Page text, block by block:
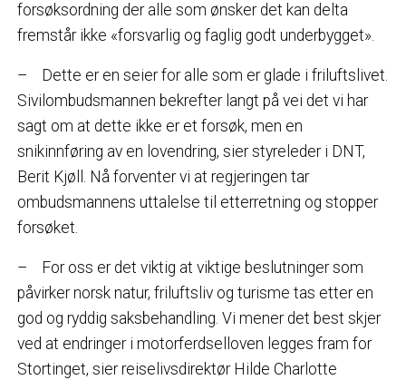
forsøksordning der alle som ønsker det kan delta
fremstår ikke «forsvarlig og faglig godt underbygget».
– Dette er en seier for alle som er glade i friluftslivet.
Sivilombudsmannen bekrefter langt på vei det vi har
sagt om at dette ikke er et forsøk, men en
snikinnføring av en lovendring, sier styreleder i DNT,
Berit Kjøll. Nå forventer vi at regjeringen tar
ombudsmannens uttalelse til etterretning og stopper
forsøket.
– For oss er det viktig at viktige beslutninger som
påvirker norsk natur, friluftsliv og turisme tas etter en
god og ryddig saksbehandling. Vi mener det best skjer
ved at endringer i motorferdselloven legges fram for
Stortinget, sier reiselivsdirektør Hilde Charlotte